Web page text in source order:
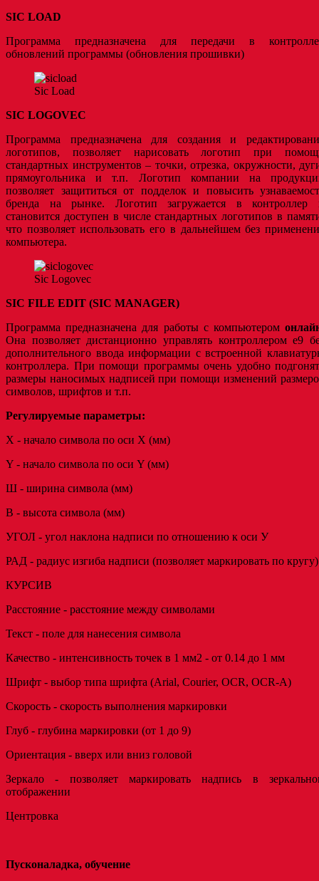
SIC LOAD
Программа предназначена для передачи в
обновлений программы (обновления прошивки)
Sic Load
SIC LOGOVEC
Программа предназначена для создания и
логотипов, позволяет нарисовать логотип при
стандартных инструментов – точки, отрезка, окружности,
прямоугольника и т.п. Логотип компании на
позволяет защититься от подделок и повысить
бренда на рынке. Логотип загружается в контроллер
становится доступен в числе стандартных логотипов в
что позволяет использовать его в дальнейшем без
компьютера.
Sic Logovec
SIC FILE EDIT (SIC MANAGER)
Программа предназначена для работы с компьютером
Она позволяет дистанционно управлять контроллером e9
дополнительного ввода информации с встроенной
контроллера. При помощи программы очень удобно
размеры наносимых надписей при помощи изменений
символов, шрифтов и т.п.
Регулируемые параметры:
X - начало символа по оси X (мм)
Y - начало символа по оси Y (мм)
Ш - ширина символа (мм)
В - высота символа (мм)
УГОЛ - угол наклона надписи по отношению к оси У
РАД - радиус изгиба надписи (позволяет маркировать по кругу)
КУРСИВ
Расстояние - расстояние между символами
Текст - поле для нанесения символа
Качество - интенсивность точек в 1 мм2 - от 0.14 до 1 мм
Шрифт - выбор типа шрифта (Arial, Courier, OCR, OCR-A)
Скорость - скорость выполнения маркировки
Глуб - глубина маркировки (от 1 до 9)
Ориентация - вверх или вниз головой
Зеркало - позволяет маркировать надпись в
отображении
Центровка
Пусконаладка, обучение